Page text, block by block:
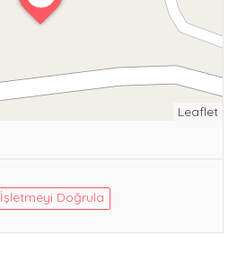
Leaflet
İşletmeyi Doğrula